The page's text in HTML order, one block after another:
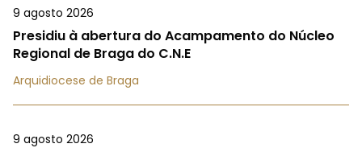
9 agosto 2026
Presidiu à abertura do Acampamento do Núcleo
Regional de Braga do C.N.E
Arquidiocese de Braga
9 agosto 2026